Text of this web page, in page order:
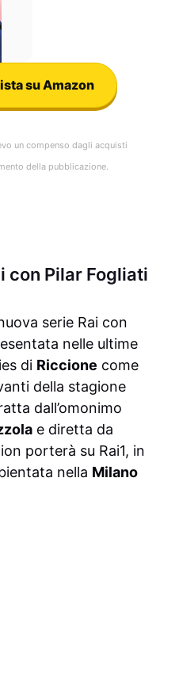
su Amazon
un compenso dagli acquisti
della pubblicazione.
con Pilar Fogliati
serie Rai con
nelle ultime
di Riccione come
della stagione
dall’omonimo
e diretta da
porterà su Rai1, in
nella Milano